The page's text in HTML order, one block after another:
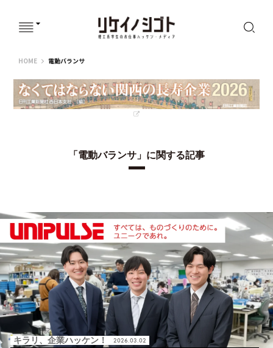
HOMEリケイノシゴト
電動バランサ
「電動バランサ」に関する記事
キラリ、企業ハッケン！ 2026.03.02